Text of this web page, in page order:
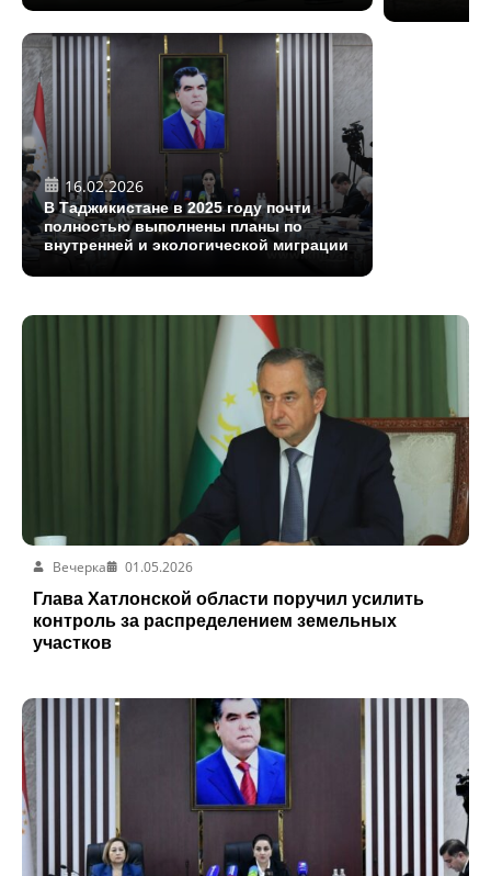
16.02.2026
В Таджикистане в 2025 году почти
полностью выполнены планы по
внутренней и экологической миграции
Вечерка
01.05.2026
Глава Хатлонской области поручил усилить
контроль за распределением земельных
участков